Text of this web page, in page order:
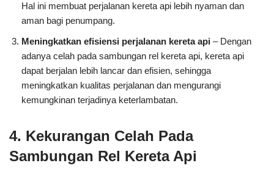
Hal ini membuat perjalanan kereta api lebih nyaman dan
aman bagi penumpang.
Meningkatkan efisiensi perjalanan kereta api – Dengan
adanya celah pada sambungan rel kereta api, kereta api
dapat berjalan lebih lancar dan efisien, sehingga
meningkatkan kualitas perjalanan dan mengurangi
kemungkinan terjadinya keterlambatan.
4. Kekurangan Celah Pada
Sambungan Rel Kereta Api